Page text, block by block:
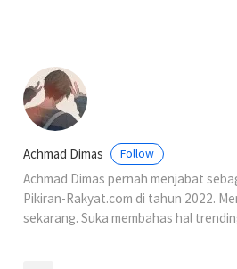
Achmad Dimas Follow
Achmad Dimas pernah menjabat
Pikiran-Rakyat.com di tahun 2022.
sekarang. Suka membahas hal